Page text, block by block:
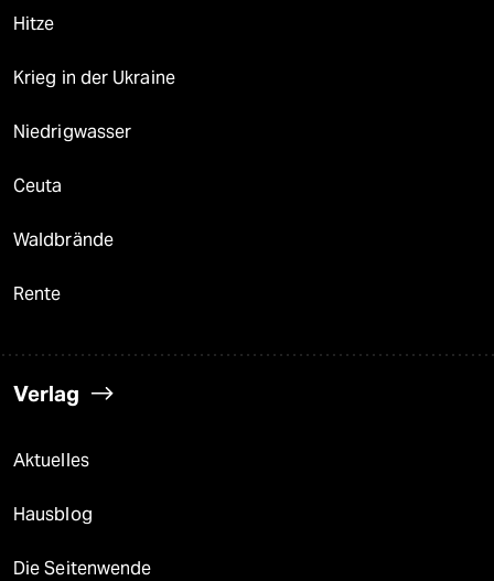
Hitze
Krieg in der Ukraine
Niedrigwasser
Ceuta
Waldbrände
Rente
Verlag
Aktuelles
Hausblog
Die Seitenwende